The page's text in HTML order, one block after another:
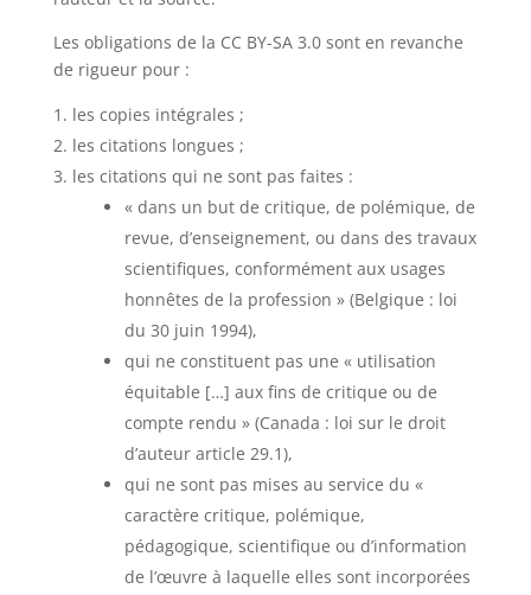
Les obligations de la CC BY-SA 3.0 sont en revanche
de rigueur pour :
les copies intégrales ;
les citations longues ;
les citations qui ne sont pas faites :
« dans un but de critique, de polémique, de
revue, d’enseignement, ou dans des travaux
scientifiques, conformément aux usages
honnêtes de la profession » (Belgique : loi
du 30 juin 1994),
qui ne constituent pas une « utilisation
équitable […] aux fins de critique ou de
compte rendu » (Canada : loi sur le droit
d’auteur article 29.1),
qui ne sont pas mises au service du «
caractère critique, polémique,
pédagogique, scientifique ou d’information
de l’œuvre à laquelle elles sont incorporées